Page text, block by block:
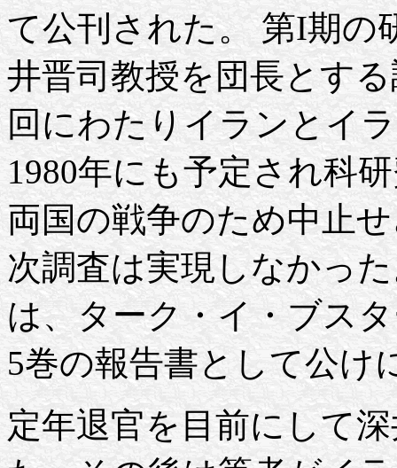
て公刊された。 第I期の
井晋司教授を団長とす
回にわたりイランとイ
1980年にも予定され科
両国の戦争のため中止
次調査は実現しなかっ
は、ターク・イ・ブス
5巻の報告書として公け
定年退官を目前にして